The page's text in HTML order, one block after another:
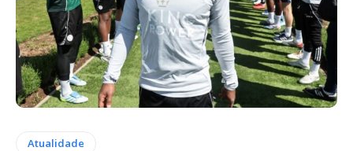
Atualidade